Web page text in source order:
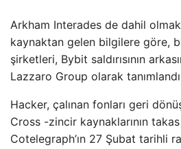
Arkham Interades de dahil
kaynaktan gelen bilgilere göre,
şirketleri, Bybit saldırısının
Lazzaro Group olarak
Hacker, çalınan fonları geri
Cross -zincir kaynaklarının
Cotelegraph’ın 27 Şubat tarihli